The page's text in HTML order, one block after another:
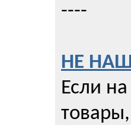
----
НЕ
Если